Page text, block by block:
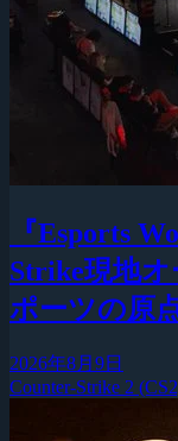
『Esports
Strike現地オ
ポーツの原
2026年8月9日
Counter-Strike 2